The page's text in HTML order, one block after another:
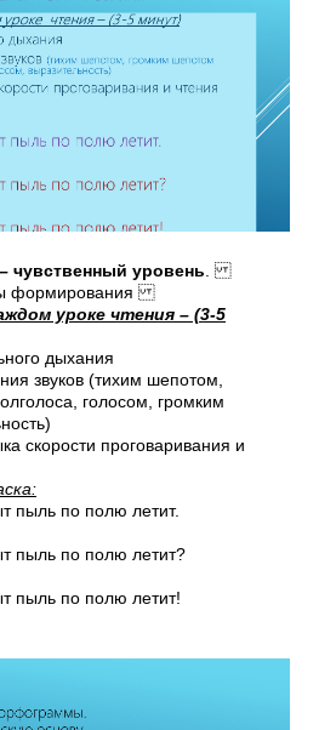
чувственный уровень.
формирования
уроке чтения – (3-5
дыхания
звуков (тихим шепотом,
голосом, громким
скорости проговаривания и
пыль по полю летит.
пыль по полю летит?
пыль по полю летит!